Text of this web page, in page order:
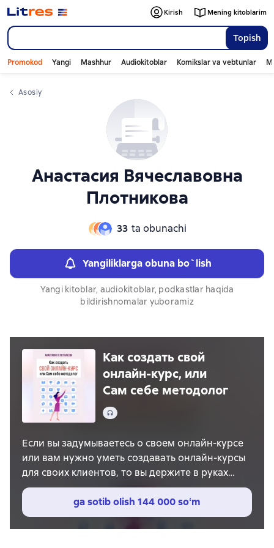
Topish
Kirish Mening kitoblarim
Promokod Yangi Mashhur Audiokitoblar Komikslar va vebtunlar
Asosiy
Анастасия Вячеславовна
Плотникова
33 ta obunachi
Yangiliklarga obuna bo`lish
Yangi kitoblar, audiokitoblar, podkastlar haqida
bildirishnomalar yuboramiz
Как создать свой
онлайн-курс, или
Сам себе методолог
Audio
Если вы задумываетесь о своем онлайн-курсе
или вам нужно уметь создавать онлайн-курсы
для своих клиентов, то вы держите в руках
правильную книгу. Книга написана
профессиональным методологом и инфо-
продюсером, рекомендации из нее подходят
для создания любого обучающего продукта,
ga sotib olish 144 000 soʻm
Слайдер с книгами
Слайдер с книгами